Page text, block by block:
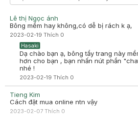
Lê thị Ngọc ánh
Bông mềm hay không,có dễ bị rách k ạ,
2023-02-19 Thích 0
Hasaki
Dạ chào bạn ạ, bông tẩy trang này
hơn cho bạn , bạn nhấn nút phần
nhé !
2023-02-19 Thích 0
Tieng Kim
Cách đặt mua online ntn vậy
2023-02-07 Thích 0